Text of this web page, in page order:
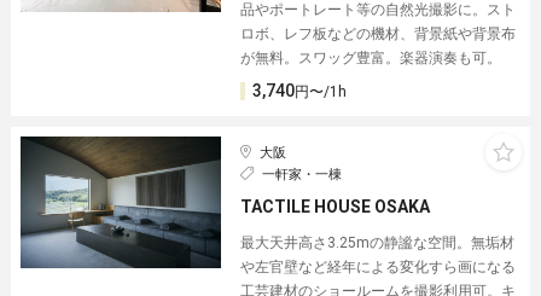
品やポートレート等の自然光撮影に。スト
ロボ、レフ板などの機材、背景紙や背景布
が無料。スワッグ豊富。楽器演奏も可。
3,740円〜/1h
大阪
一軒家・一棟
TACTILE HOUSE OSAKA
最大天井高さ3.25mの静謐な空間。無垢材
や左官壁など経年による変化すら画になる
工芸建材のショールームを撮影利用可。キ